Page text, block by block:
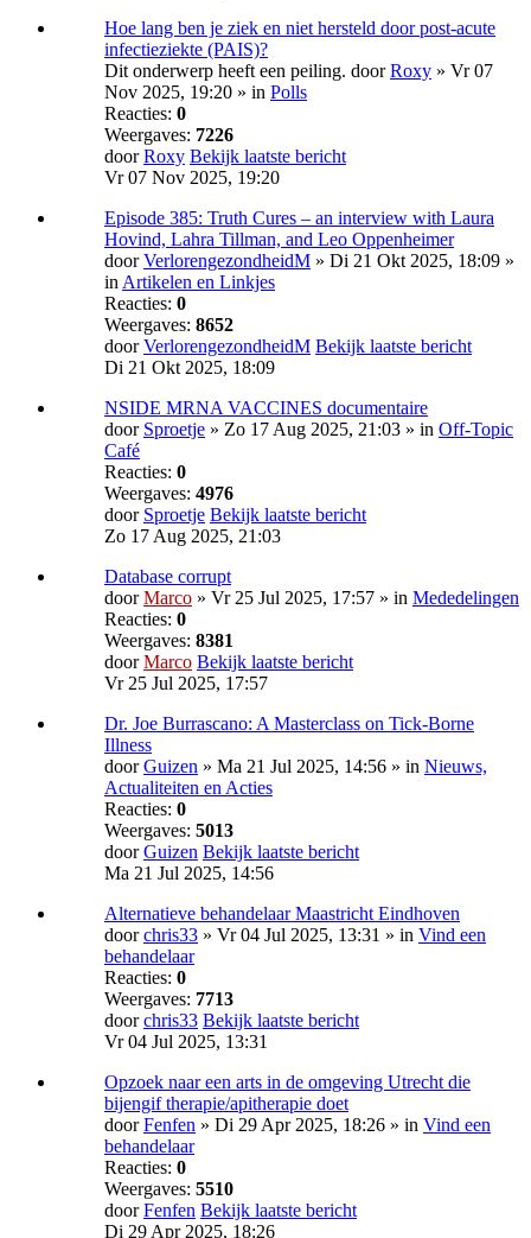
Hoe lang ben je ziek en niet hersteld door post-acute
infectieziekte (PAIS)?
Dit onderwerp heeft een peiling. doorRoxy » Vr 07
Nov 2025, 19:20 » in Polls
Reacties: 0
Weergaves: 7226
doorRoxy Bekijk laatste bericht
Vr 07 Nov 2025, 19:20
Episode 385: Truth Cures – an interview with Laura
Hovind, Lahra Tillman, and Leo Oppenheimer
doorVerlorengezondheidM » Di 21 Okt 2025, 18:09 »
in Artikelen en Linkjes
Reacties: 0
Weergaves: 8652
doorVerlorengezondheidM Bekijk laatste bericht
Di 21 Okt 2025, 18:09
NSIDE MRNA VACCINES documentaire
door Sproetje » Zo 17 Aug 2025, 21:03 » in Off-Topic
Café
Reacties: 0
Weergaves: 4976
door Sproetje Bekijk laatste bericht
Zo 17 Aug 2025, 21:03
Database corrupt
doorMarco » Vr 25 Jul 2025, 17:57 » in Mededelingen
Reacties: 0
Weergaves: 8381
doorMarco Bekijk laatste bericht
Vr 25 Jul 2025, 17:57
Dr. Joe Burrascano: A Masterclass on Tick-Borne
Illness
doorGuizen » Ma 21 Jul 2025, 14:56 » in Nieuws,
Actualiteiten en Acties
Reacties: 0
Weergaves: 5013
doorGuizen Bekijk laatste bericht
Ma 21 Jul 2025, 14:56
Alternatieve behandelaar Maastricht Eindhoven
doorchris33 » Vr 04 Jul 2025, 13:31 » in Vind een
behandelaar
Reacties: 0
Weergaves: 7713
doorchris33 Bekijk laatste bericht
Vr 04 Jul 2025, 13:31
Opzoek naar een arts in de omgeving Utrecht die
bijengif therapie/apitherapie doet
doorFenfen » Di 29 Apr 2025, 18:26 » in Vind een
behandelaar
Reacties: 0
Weergaves: 5510
doorFenfen Bekijk laatste bericht
Di 29 Apr 2025, 18:26